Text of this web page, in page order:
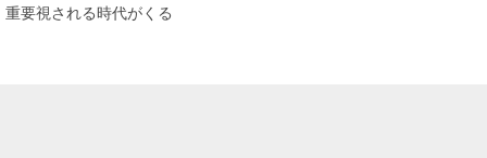
ブ
重要視される時代がくる